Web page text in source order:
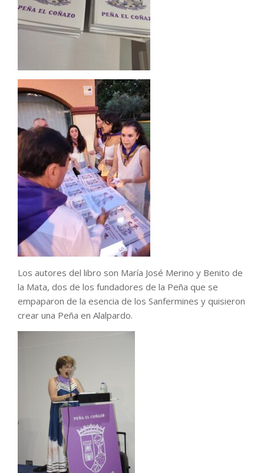
Los autores del libro son María José Merino y Benito de
la Mata, dos de los fundadores de la Peña que se
empaparon de la esencia de los Sanfermines y quisieron
crear una Peña en Alalpardo.